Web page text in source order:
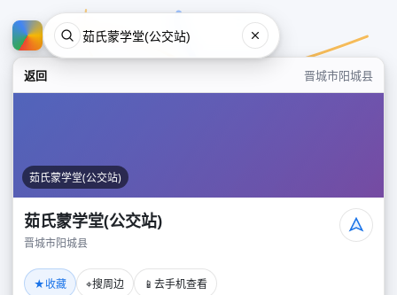
返回 晋城市阳城县
茹氏蒙学堂(公交站)
茹氏蒙学堂(公交站)
晋城市阳城县
★收藏 ⌖搜周边 📱 去手机查看